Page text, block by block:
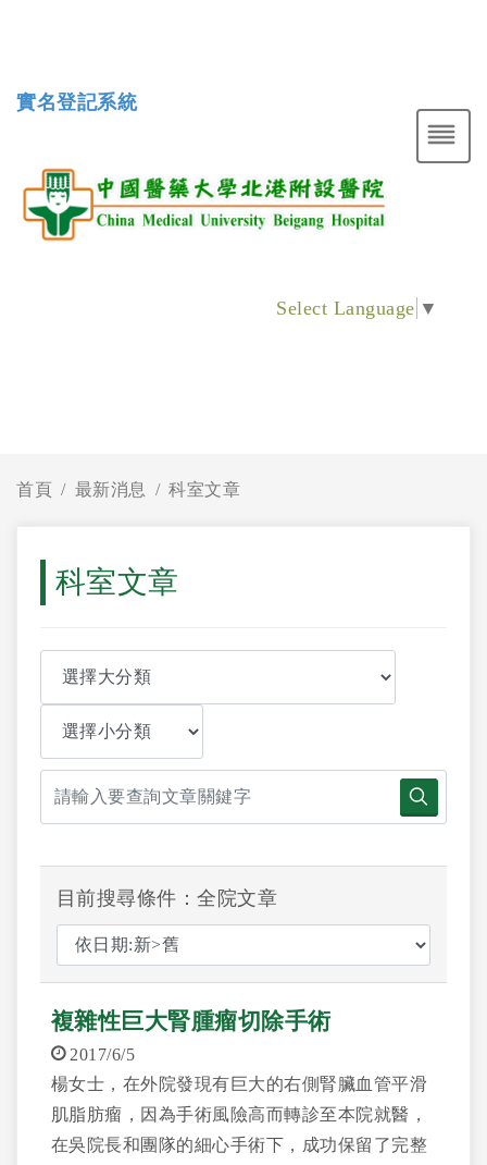
實名登記系統
Select Language ▼
首頁 最新消息 科室文章
科室文章
目前搜尋條件：全院文章
複雜性巨大腎腫瘤切除手術
2017/6/5
楊女士，在外院發現有巨大的右側腎臟血管平滑
肌脂肪瘤，因為手術風險高而轉診至本院就醫，
在吳院長和團隊的細心手術下，成功保留了完整